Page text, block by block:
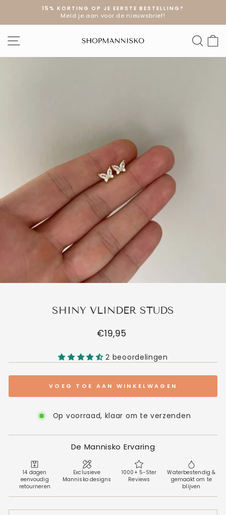
artikel
Diavoorstelling
15% KORTING OP JE EERSTE BESTELLING?
Meld je aan voor de nieuwsbrief!
SITE NAVIGATIE
SHINY VLINDER STUDS
Normale
€19,95
2 beoordelingen
VOEG TOE AAN WINKELWAGEN
Op voorraad, klaar om te verzenden
De Mannisko Ervaring
14 dagen
eenvoudig
retourneren
Exclusieve
Mannisko designs
1000+ 5-Ster
Reviews
Waterbestendig &
gemaakt om te
blijven